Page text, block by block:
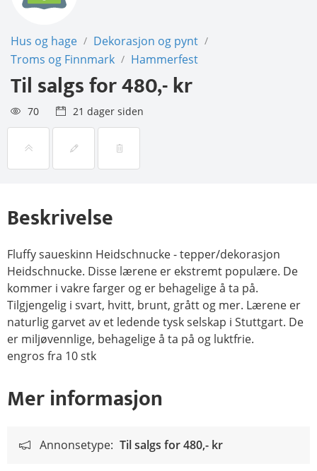
Hus og hage / Dekorasjon og pynt /
Troms og Finnmark / Hammerfest
Til salgs for480,- kr
70 21 dager siden
Beskrivelse
Fluffy saueskinn Heidschnucke - tepper/dekorasjon
Heidschnucke. Disse lærene er ekstremt populære. De
kommer i vakre farger og er behagelige å ta på.
Tilgjengelig i svart, hvitt, brunt, grått og mer. Lærene er
naturlig garvet av et ledende tysk selskap i Stuttgart. De
er miljøvennlige, behagelige å ta på og luktfrie.
engros fra 10 stk
Mer informasjon
Annonsetype: Til salgs for480,- kr